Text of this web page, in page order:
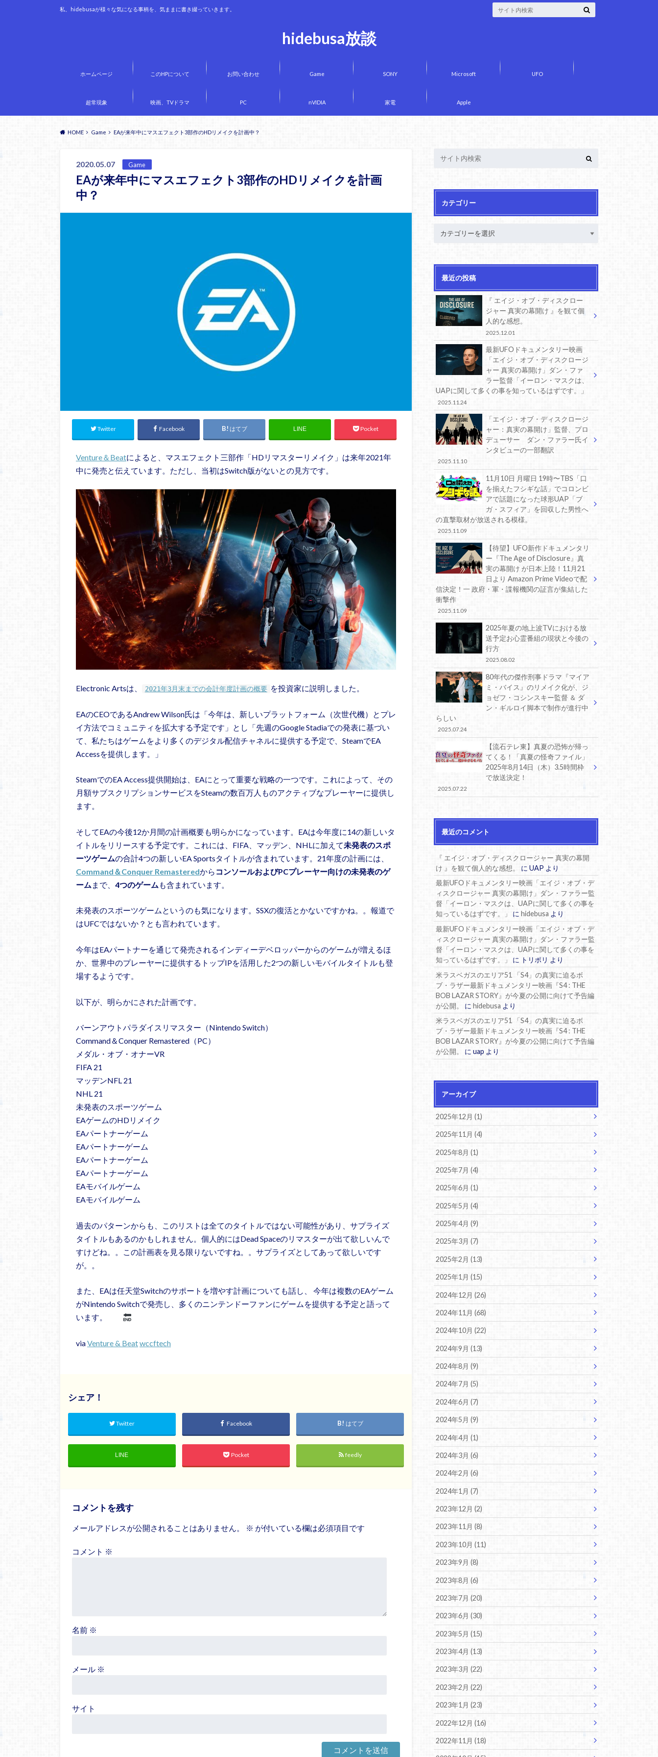
hidebusa放談
私、hidebusaが様々な気になる事柄を、気ままに書き綴っていきます。
ホームページ このHPについて お問い合わせ Game SONY Microsoft UFO
超常現象 映画、TVドラマ PC nVIDIA 家電 Apple
HOME Game EAが来年中にマスエフェクト3部作のHDリメイクを計画中？
2020.05.07 Game
EAが来年中にマスエフェクト3部作のHDリメイクを計画
中？
Twitter Facebook はてブ LINE Pocket
Venture＆Beatによると、マスエフェクト三部作「HDリマスターリメイク」は来年2021年
中に発売と伝えています。ただし、当初はSwitch版がないとの見方です。
Electronic Artsは、 2021年3月末までの会計年度計画の概要 を投資家に説明しました。
EAのCEOであるAndrew Wilson氏は「今年は、新しいプラットフォーム（次世代機）とプレ
イ方法でコミュニティを拡大する予定です」とし「先週のGoogle Stadiaでの発表に基づい
て、私たちはゲームをより多くのデジタル配信チャネルに提供する予定で、SteamでEA
Accessを提供します。」
SteamでのEA Access提供開始は、EAにとって重要な戦略の一つです。これによって、その
月額サブスクリプションサービスをSteamの数百万人ものアクティブなプレーヤーに提供し
ます。
そしてEAの今後12か月間の計画概要も明らかになっています。EAは今年度に14の新しいタ
イトルをリリースする予定です。これには、FIFA、マッデン、NHLに加えて未発表のスポ
ーツゲームの合計4つの新しいEA Sportsタイトルが含まれています。21年度の計画には、
Command＆Conquer Remasteredから コンソールおよびPCプレーヤー向けの未発表のゲ
ーム まで、 4つのゲーム も含まれています。
未発表のスポーツゲームというのも気になります。SSXの復活とかないですかね。。報道で
はUFCではないか？とも言われています。
今年はEAパートナーを通じて発売されるインディーデベロッパーからのゲームが増えるほ
か、世界中のプレーヤーに提供するトップIPを活用した2つの新しいモバイルタイトルも登
場するようです。
以下が、明らかにされた計画です。
バーンアウトパラダイスリマスター（Nintendo Switch）
Command＆Conquer Remastered（PC）
メダル・オブ・オナーVR
FIFA 21
マッデンNFL 21
NHL 21
未発表のスポーツゲーム
EAゲームのHDリメイク
EAパートナーゲーム
EAパートナーゲーム
EAパートナーゲーム
EAパートナーゲーム
EAモバイルゲーム
EAモバイルゲーム
過去のパターンからも、このリストは全てのタイトルではない可能性があり、サプライズ
タイトルもあるのかもしれません。個人的にはDead Spaceのリマスターが出て欲しいんで
すけどね。。この計画表を見る限りないですね。。サプライズとしてあって欲しいです
が。。
また、EAは任天堂Switchのサポートを増やす計画についても話し、 今年は複数のEAゲーム
がNintendo Switchで発売し、多くのニンテンドーファンにゲームを提供する予定と語って
います。
viaVenture & Beatwccftech
シェア！
Twitter Facebook はてブ
LINE Pocket feedly
コメントを残す
メールアドレスが公開されることはありません。 ※ が付いている欄は必須項目です
コメント ※
名前 ※
メール ※
サイト
カテゴリー
最近の投稿
『 エイジ・オブ・ディスクロー
ジャー 真実の幕開け 』を観て個
人的な感想。
2025.12.01
最新UFOドキュメンタリー映画
「エイジ・オブ・ディスクロージ
ャー 真実の幕開け」ダン・ファ
ラー監督「イーロン・マスクは、
UAPに関して多くの事を知っているはずです。」
2025.11.24
「エイジ・オブ・ディスクロージ
ャー：真実の幕開け」監督、プロ
デューサー ダン・ファラー氏イ
ンタビューの一部翻訳
2025.11.10
11月10日 月曜日 19時〜TBS「口
を揃えたフシギな話」でコロンビ
アで話題になった球形UAP「ブ
ガ・スフィア」を回収した男性へ
の直撃取材が放送される模様。
2025.11.09
【待望】UFO新作ドキュメンタリ
ー『The Age of Disclosure』真
実の幕開け が日本上陸！11月21
日より Amazon Prime Videoで配
信決定！一 政府・軍・諜報機関の証言が集結した
衝撃作
2025.11.09
2025年夏の地上波TVにおける放
送予定お心霊番組の現状と今後の
行方
2025.08.02
80年代の傑作刑事ドラマ『マイア
ミ・バイス』のリメイク化が、ジ
ョゼフ・コシンスキー監督 ＆ ダ
ン・ギルロイ脚本で制作が進行中
らしい
2025.07.24
【流石テレ東】真夏の恐怖が帰っ
てくる！「真夏の怪奇ファイル」
2025年8月14日（木）3.5時間枠
で放送決定！
2025.07.22
最近のコメント
『 エイジ・オブ・ディスクロージャー 真実の幕開
け 』を観て個人的な感想。
にUAP より
最新UFOドキュメンタリー映画「エイジ・オブ・デ
ィスクロージャー 真実の幕開け」ダン・ファラー監
督「イーロン・マスクは、UAPに関して多くの事を
知っているはずです。」
にhidebusa より
最新UFOドキュメンタリー映画「エイジ・オブ・デ
ィスクロージャー 真実の幕開け」ダン・ファラー監
督「イーロン・マスクは、UAPに関して多くの事を
知っているはずです。」
に トリポリ より
米ラスベガスのエリア51 「S4」の真実に迫るボ
ブ・ラザー最新ドキュメンタリー映画『S4 : THE
BOB LAZAR STORY』が今夏の公開に向けて予告編
が公開。
にhidebusa より
米ラスベガスのエリア51 「S4」の真実に迫るボ
ブ・ラザー最新ドキュメンタリー映画『S4 : THE
BOB LAZAR STORY』が今夏の公開に向けて予告編
が公開。
にuap より
アーカイブ
2025年12月 (1)
2025年11月 (4)
2025年8月 (1)
2025年7月 (4)
2025年6月 (1)
2025年5月 (4)
2025年4月 (9)
2025年3月 (7)
2025年2月 (13)
2025年1月 (15)
2024年12月 (26)
2024年11月 (68)
2024年10月 (22)
2024年9月 (13)
2024年8月 (9)
2024年7月 (5)
2024年6月 (7)
2024年5月 (9)
2024年4月 (1)
2024年3月 (6)
2024年2月 (6)
2024年1月 (7)
2023年12月 (2)
2023年11月 (8)
2023年10月 (11)
2023年9月 (8)
2023年8月 (6)
2023年7月 (20)
2023年6月 (30)
2023年5月 (15)
2023年4月 (13)
2023年3月 (22)
2023年2月 (22)
2023年1月 (23)
2022年12月 (16)
2022年11月 (18)